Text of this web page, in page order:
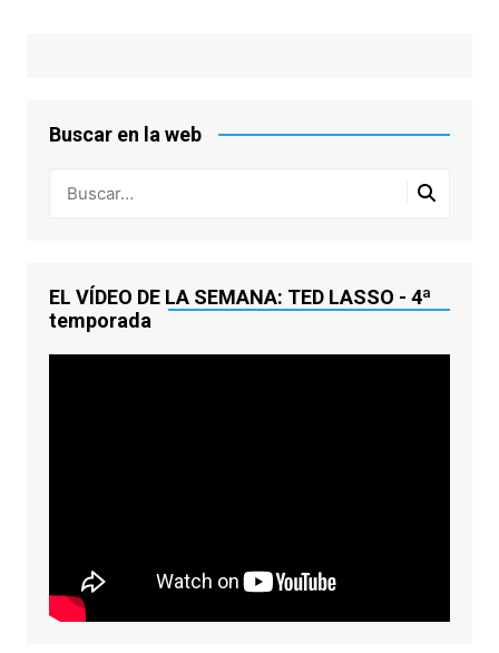
Buscar en la web
EL VÍDEO DE LA SEMANA: TED LASSO - 4ª
temporada